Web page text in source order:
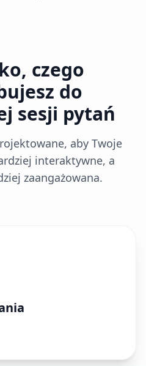
czego
do
sesji pytań
aby Twoje
interaktywne, a
zaangażowana.